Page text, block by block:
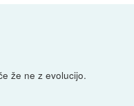
že ne z evolucijo.